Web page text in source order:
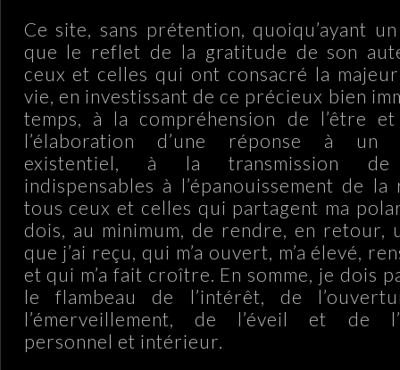
Ce site, sans prétention, quoiqu’ayant
que le reflet de la gratitude de son
ceux et celles qui ont consacré la
vie, en investissant de ce précieux bien
temps, à la compréhension de l’être
l’élaboration d’une réponse à un
existentiel, à la transmission de
indispensables à l’épanouissement de la
tous ceux et celles qui partagent ma
dois, au minimum, de rendre, en retour,
que j’ai reçu, qui m’a ouvert, m’a élevé,
et qui m’a fait croître. En somme, je dois
le flambeau de l’intérêt, de
l’émerveillement, de l’éveil et de
personnel et intérieur.